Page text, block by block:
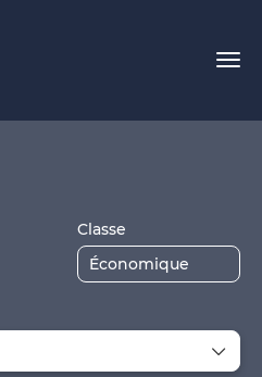
Classe